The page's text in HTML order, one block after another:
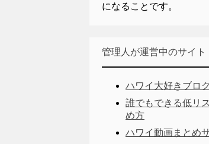
になることです。
管理人が運営中のサイト
ハワイ大好きブロ
誰でもできる低リ
め方
ハワイ動画まとめ